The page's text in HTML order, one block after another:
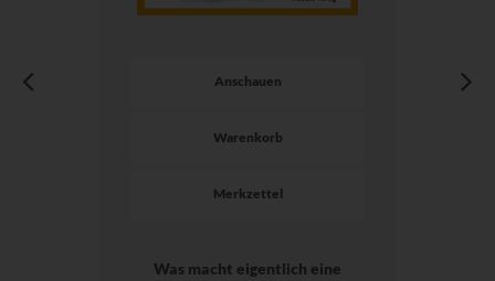
Anschauen
Warenkorb
Merkzettel
Was macht eigentlich eine